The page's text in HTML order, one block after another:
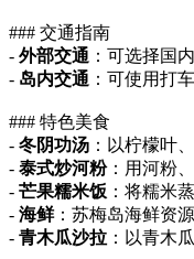
### 交通指南
- 外部交通 ：可选择国
- 岛内交通 ：可使用打
### 特色美食
- 冬阴功汤 ：以柠檬叶
- 泰式炒河粉：用河粉
- 芒果糯米饭 ：将糯米
- 海鲜：苏梅岛海鲜资
- 青木瓜沙拉 ：以青木